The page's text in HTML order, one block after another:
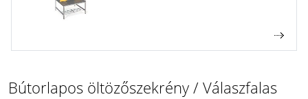
Bútorlapos öltözőszekrény / Válaszfalas